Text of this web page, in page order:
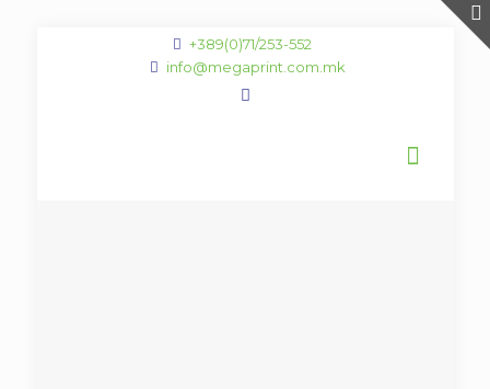
+389(0)71/253-552
info@megaprint.com.mk